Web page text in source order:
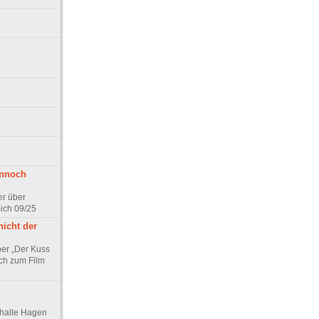
über
09/25
der
„Der Kuss
zum Film
Hagen